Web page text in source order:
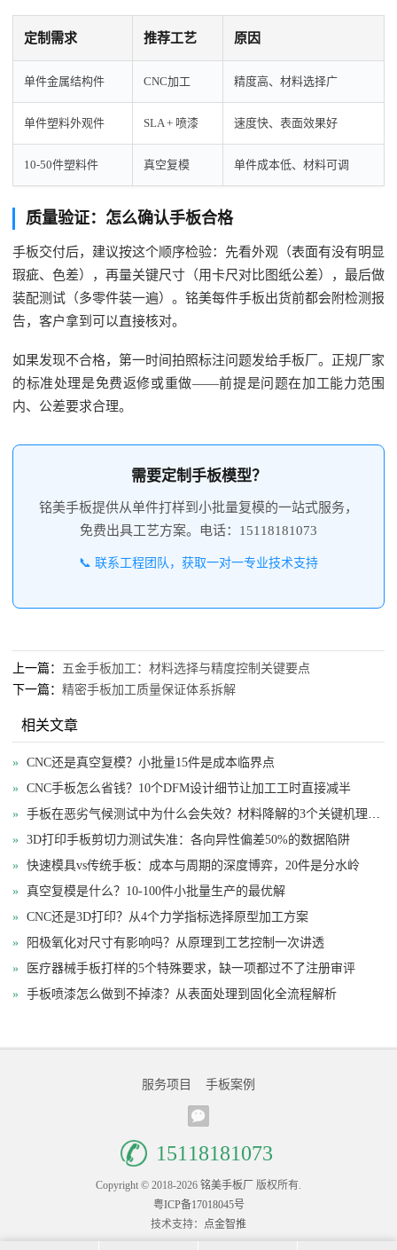
定制需求 推荐工艺 原因
单件金属结构件 CNC加工 精度高、材料选择广
单件塑料外观件 SLA + 喷漆 速度快、表面效果好
10-50件塑料件 真空复模 单件成本低、材料可调
质量验证：怎么确认手板合格
手板交付后，建议按这个顺序检验：先看外观（表面有没有明显
瑕疵、色差），再量关键尺寸（用卡尺对比图纸公差），最后做
装配测试（多零件装一遍）。铭美每件手板出货前都会附检测报
告，客户拿到可以直接核对。
如果发现不合格，第一时间拍照标注问题发给手板厂。正规厂家
的标准处理是免费返修或重做——前提是问题在加工能力范围
内、公差要求合理。
需要定制手板模型？
铭美手板提供从单件打样到小批量复模的一站式服务，
免费出具工艺方案。电话：15118181073
📞 联系工程团队，获取一对一专业技术支持
上一篇： 五金手板加工：材料选择与精度控制关键要点
下一篇： 精密手板加工质量保证体系拆解
相关文章
» CNC还是真空复模？小批量15件是成本临界点
» CNC手板怎么省钱？10个DFM设计细节让加工工时直接减半
» 手板在恶劣气候测试中为什么会失效？材料降解的3个关键机理与解决方案
» 3D打印手板剪切力测试失准：各向异性偏差50%的数据陷阱
» 快速模具vs传统手板：成本与周期的深度博弈，20件是分水岭
» 真空复模是什么？10-100件小批量生产的最优解
» CNC还是3D打印？从4个力学指标选择原型加工方案
»
阳极氧化对尺寸有影响吗？从原理到工艺控制一次讲透
»
医疗器械手板打样的5个特殊要求，缺一项都过不了注册审评
» 手板喷漆怎么做到不掉漆？从表面处理到固化全流程解析
服务项目 手板案例
15118181073
Copyright © 2018-2026 铭美手板厂
版权所有.
粤ICP备17018045号
技术支持： 点金智推